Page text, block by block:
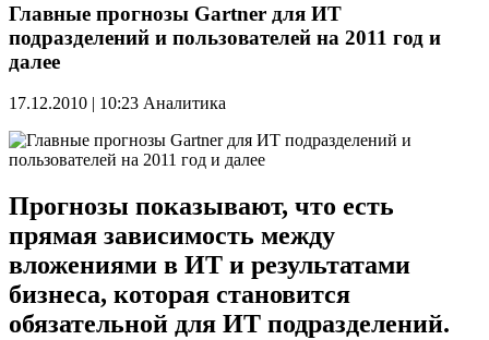
Главные прогнозы Gartner для ИТ
подразделений и пользователей на 2011 год и
далее
17.12.2010 | 10:23 Аналитика
Прогнозы показывают, что есть
прямая зависимость между
вложениями в ИТ и результатами
бизнеса, которая становится
обязательной для ИТ подразделений.